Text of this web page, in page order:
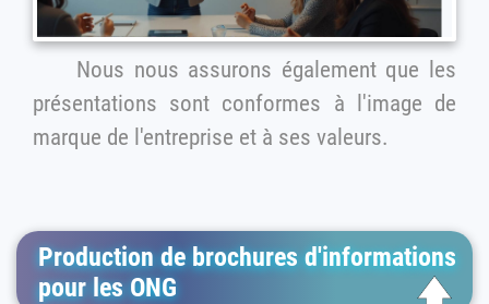
Nous nous assurons également que les
présentations sont conformes à l'image de
marque de l'entreprise et à ses valeurs.
Production de brochures d'informations
pour les ONG